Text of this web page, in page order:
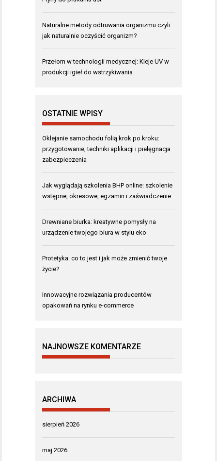
Naturalne metody odtruwania organizmu czyli
jak naturalnie oczyścić organizm?
Przełom w technologii medycznej: Kleje UV w
produkcji igieł do wstrzykiwania
OSTATNIE WPISY
Oklejanie samochodu folią krok po kroku:
przygotowanie, techniki aplikacji i pielęgnacja
zabezpieczenia
Jak wyglądają szkolenia BHP online: szkolenie
wstępne, okresowe, egzamin i zaświadczenie
Drewniane biurka: kreatywne pomysły na
urządzenie twojego biura w stylu eko
Protetyka: co to jest i jak może zmienić twoje
życie?
Innowacyjne rozwiązania producentów
opakowań na rynku e-commerce
NAJNOWSZE KOMENTARZE
ARCHIWA
sierpień 2026
maj 2026